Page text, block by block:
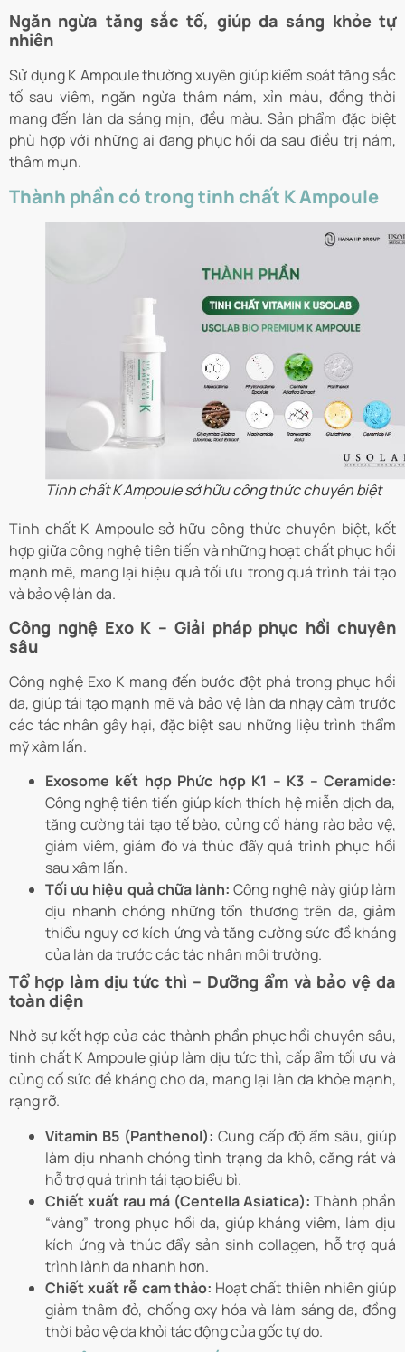
Ngăn ngừa tăng sắc tố, giúp da sáng khỏe tự
nhiên
Sử dụng K Ampoule thường xuyên giúp kiểm soát tăng sắc
tố sau viêm, ngăn ngừa thâm nám, xỉn màu, đồng thời
mang đến làn da sáng mịn, đều màu. Sản phẩm đặc biệt
phù hợp với những ai đang phục hồi da sau điều trị nám,
thâm mụn.
Thành phần có trong tinh chất K Ampoule
Tinh chất K Ampoule sở hữu công thức chuyên biệt
Tinh chất K Ampoule sở hữu công thức chuyên biệt, kết
hợp giữa công nghệ tiên tiến và những hoạt chất phục hồi
mạnh mẽ, mang lại hiệu quả tối ưu trong quá trình tái tạo
và bảo vệ làn da.
Công nghệ Exo K – Giải pháp phục hồi chuyên
sâu
Công nghệ Exo K mang đến bước đột phá trong phục hồi
da, giúp tái tạo mạnh mẽ và bảo vệ làn da nhạy cảm trước
các tác nhân gây hại, đặc biệt sau những liệu trình thẩm
mỹ xâm lấn.
Exosome kết hợp Phức hợp K1 – K3 – Ceramide:
Công nghệ tiên tiến giúp kích thích hệ miễn dịch da,
tăng cường tái tạo tế bào, củng cố hàng rào bảo vệ,
giảm viêm, giảm đỏ và thúc đẩy quá trình phục hồi
sau xâm lấn.
Tối ưu hiệu quả chữa lành: Công nghệ này giúp làm
dịu nhanh chóng những tổn thương trên da, giảm
thiểu nguy cơ kích ứng và tăng cường sức đề kháng
của làn da trước các tác nhân môi trường.
Tổ hợp làm dịu tức thì – Dưỡng ẩm và bảo vệ da
toàn diện
Nhờ sự kết hợp của các thành phần phục hồi chuyên sâu,
tinh chất K Ampoule giúp làm dịu tức thì, cấp ẩm tối ưu và
củng cố sức đề kháng cho da, mang lại làn da khỏe mạnh,
rạng rỡ.
Vitamin B5 (Panthenol): Cung cấp độ ẩm sâu, giúp
làm dịu nhanh chóng tình trạng da khô, căng rát và
hỗ trợ quá trình tái tạo biểu bì.
Chiết xuất rau má (Centella Asiatica): Thành phần
“vàng” trong phục hồi da, giúp kháng viêm, làm dịu
kích ứng và thúc đẩy sản sinh collagen, hỗ trợ quá
trình lành da nhanh hơn.
Chiết xuất rễ cam thảo: Hoạt chất thiên nhiên giúp
giảm thâm đỏ, chống oxy hóa và làm sáng da, đồng
thời bảo vệ da khỏi tác động của gốc tự do.